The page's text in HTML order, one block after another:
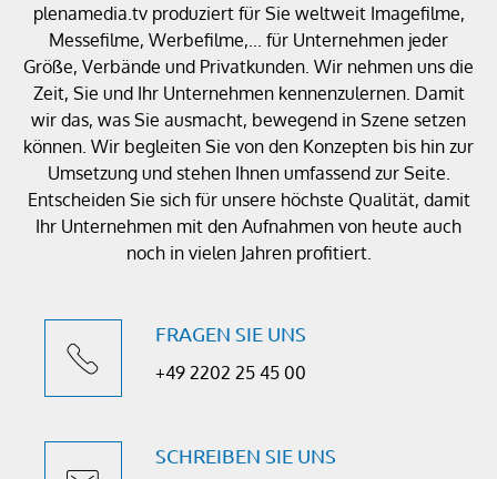
plenamedia.tv produziert für Sie weltweit Imagefilme,
Messefilme, Werbefilme,... für Unternehmen jeder
Größe, Verbände und Privatkunden. Wir nehmen uns die
Zeit, Sie und Ihr Unternehmen kennenzulernen. Damit
wir das, was Sie ausmacht, bewegend in Szene setzen
können. Wir begleiten Sie von den Konzepten bis hin zur
Umsetzung und stehen Ihnen umfassend zur Seite.
Entscheiden Sie sich für unsere höchste Qualität, damit
Ihr Unternehmen mit den Aufnahmen von heute auch
noch in vielen Jahren profitiert.
FRAGEN SIE UNS
+49 2202 25 45 00
SCHREIBEN SIE UNS